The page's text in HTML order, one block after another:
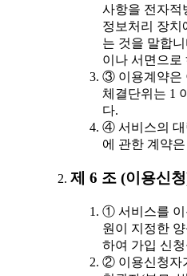
사항을 전자적
정보처리 장치
는 것을 말합
이나 서면으로
③ 이용계약은
체결단위는 1
다.
④ 서비스의 대
에 관한 계약
제 6 조 (이용신
① 서비스를 이
원이 지정한
하여 가입 신
② 이용신청자